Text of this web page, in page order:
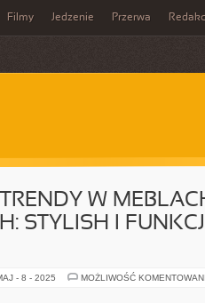
Filmy Jedzenie Przerwa
W
STYLISH I
- 8 - 2025 MOŻLIWOŚĆ